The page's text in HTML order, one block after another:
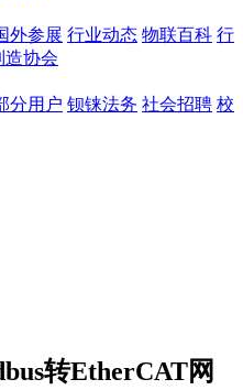
外参展 行业动态 物联百科 行
造协会
分用户 钡铼法务 社会招聘 校
转EtherCAT网